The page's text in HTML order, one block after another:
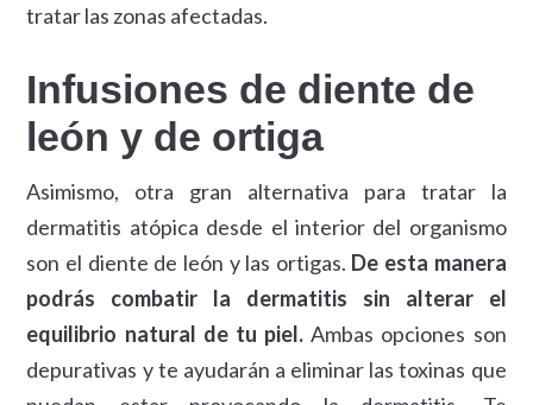
tratar las zonas afectadas.
Infusiones de diente de
león y de ortiga
Asimismo, otra gran alternativa para tratar la
dermatitis atópica desde el interior del organismo
son el diente de león y las ortigas. De esta manera
podrás combatir la dermatitis sin alterar el
equilibrio natural de tu piel. Ambas opciones son
depurativas y te ayudarán a eliminar las toxinas que